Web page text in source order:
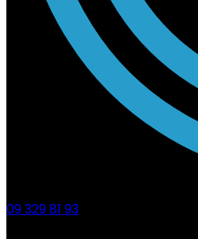
09 329 81 93